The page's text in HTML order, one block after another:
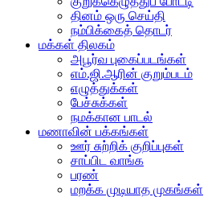
தினம் ஒரு செய்தி
நம்பிக்கைத் தொடர்
மக்கள் திலகம்
அபூர்வ புகைப்படங்கள்
எம்.ஜி.ஆரின் குறும்படம்
எழுத்துக்கள்
பேச்சுக்கள்
நமக்கான பாடல்
மணாவின் பக்கங்கள்
ஊர் சுற்றிக் குறிப்புகள்
சாப்பிட வாங்க
பரண்
மறக்க முடியாத முகங்கள்